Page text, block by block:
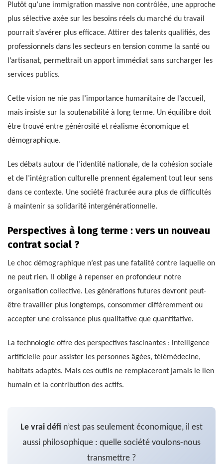
Plutôt qu’une immigration massive non contrôlée, une approche
plus sélective axée sur les besoins réels du marché du travail
pourrait s’avérer plus efficace. Attirer des talents qualifiés, des
professionnels dans les secteurs en tension comme la santé ou
l’artisanat, permettrait un apport immédiat sans surcharger les
services publics.
Cette vision ne nie pas l’importance humanitaire de l’accueil,
mais insiste sur la soutenabilité à long terme. Un équilibre doit
être trouvé entre générosité et réalisme économique et
démographique.
Les débats autour de l’identité nationale, de la cohésion sociale
et de l’intégration culturelle prennent également tout leur sens
dans ce contexte. Une société fracturée aura plus de difficultés
à maintenir sa solidarité intergénérationnelle.
Perspectives à long terme : vers un nouveau
contrat social ?
Le choc démographique n’est pas une fatalité contre laquelle on
ne peut rien. Il oblige à repenser en profondeur notre
organisation collective. Les générations futures devront peut-
être travailler plus longtemps, consommer différemment ou
accepter une croissance plus qualitative que quantitative.
La technologie offre des perspectives fascinantes : intelligence
artificielle pour assister les personnes âgées, télémédecine,
habitats adaptés. Mais ces outils ne remplaceront jamais le lien
humain et la contribution des actifs.
Le vrai défi n’est pas seulement économique, il est
aussi philosophique : quelle société voulons-nous
transmettre ?